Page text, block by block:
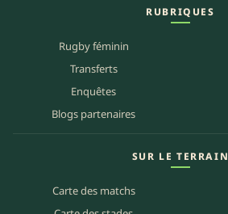
RUBRIQUES
Rugby féminin
Transferts
Enquêtes
Blogs partenaires
SUR LE TERRAIN
Carte des matchs